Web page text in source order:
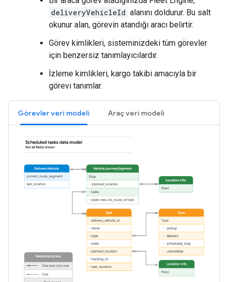
deliveryVehicleId alanını doldurur. Bu salt
okunur alan, görevin atandığı aracı belirtir.
Görev kimlikleri, sisteminizdeki tüm görevler
için benzersiz tanımlayıcılardır.
İzleme kimlikleri, kargo takibi amacıyla bir
görevi tanımlar.
Görevler veri modeli Araç veri modeli